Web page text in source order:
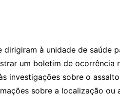
à unidade de saúde
um boletim de ocorrência
investigações sobre o
sobre a localização ou